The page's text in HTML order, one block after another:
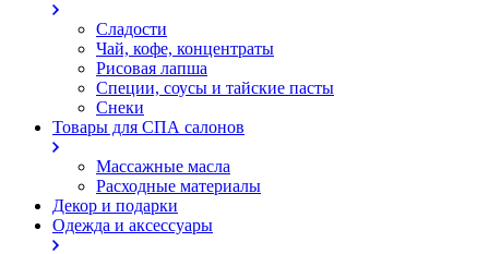
Сладости
Чай, кофе, концентраты
Рисовая лапша
Специи, соусы и тайские пасты
Снеки
Товары для СПА салонов
Массажные масла
Расходные материалы
Декор и подарки
Одежда и аксессуары